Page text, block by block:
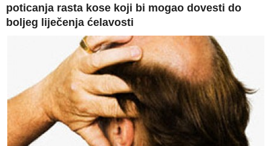
poticanja rasta kose koji bi mogao dovesti do
boljeg liječenja ćelavosti